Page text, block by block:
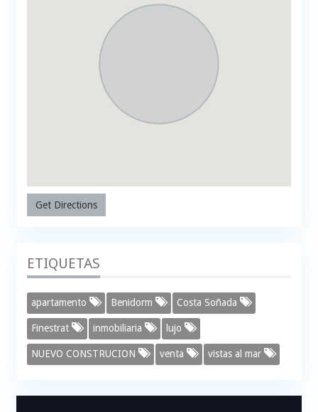
Get Directions
ETIQUETAS
apartamento Benidorm Costa Soñada
Finestrat inmobiliaria lujo
NUEVO CONSTRUCION venta vistas al mar